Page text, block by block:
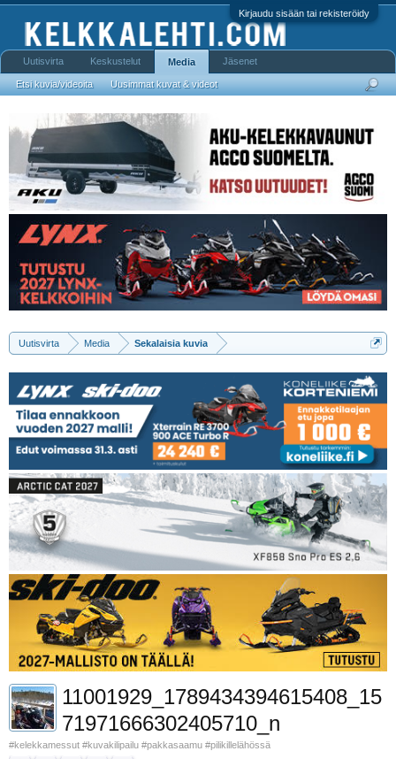
Kirjaudu sisään tai rekisteröidy
Uutisvirta Media Sekalaisia kuvia
11001929_1789434394615408_15
71971666302405710_n
#kelekkamessut #kuvakilipailu #pakkasaamu #pilikillelähössä
Uutisvirta Keskustelut Media
Etsi kuvia/videoita Uusimmat kuvat & videot
Jäsenet